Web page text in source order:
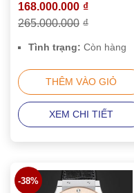
Caremic King Gold 18K
511.CO.1782.RX
168.000.000 ₫
265.000.000 ₫
Tình trạng: Còn hàng
THÊM VÀO GIỎ
XEM CHI TIẾT
-38%